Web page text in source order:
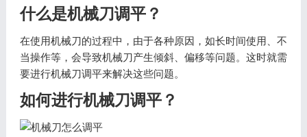
什么是机械刀调平？
在使用机械刀的过程中，由于各种原因，如长时间使用、不
当操作等，会导致机械刀产生倾斜、偏移等问题。这时就需
要进行机械刀调平来解决这些问题。
如何进行机械刀调平？